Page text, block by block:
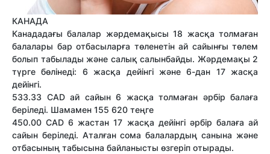
КАНАДА
Канададағы балалар жәрдемақысы 18 жасқа толмаған
балалары бар отбасыларға төленетін ай сайынғы төлем
болып табылады және салық салынбайды. Жәрдемақы 2
түрге бөлінеді: 6 жасқа дейінгі және 6-дан 17 жасқа
дейінгі.
533.33 CAD ай сайын 6 жасқа толмаған әрбір балаға
беріледі. Шамамен 155 620 теңге
450.00 CAD 6 жастан 17 жасқа дейінгі әрбір балаға ай
сайын беріледі. Аталған сома балалардың санына және
отбасының табысына байланысты өзгеріп отырады.